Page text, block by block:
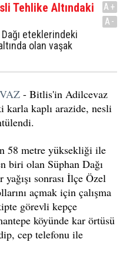
Tehlike Altındaki
eteklerindeki
olan vaşak
A+
A-
- Bitlis'in Adilcevaz
karla kaplı arazide, nesli
58 metre yüksekliği ile
biri olan Süphan Dağı
sonrası İlçe Özel
açmak için çalışma
görevli kepçe
köyünde kar örtüsü
cep telefonu ile